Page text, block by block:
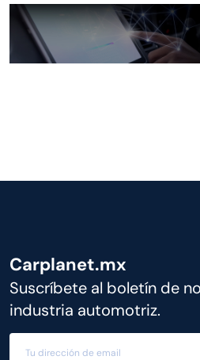
Carplanet.mx
Suscríbete al boletín de
industria automotriz.